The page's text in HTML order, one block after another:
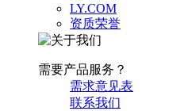
LY.COM
资质荣誉
需要产品服务？
需求意见表
联系我们